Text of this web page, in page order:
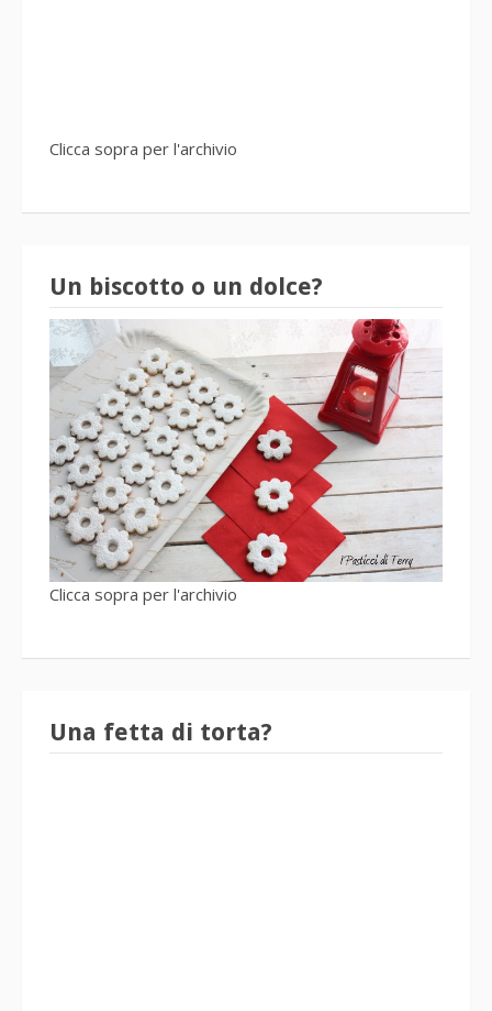
Clicca sopra per l'archivio
Un biscotto o un dolce?
Clicca sopra per l'archivio
Una fetta di torta?